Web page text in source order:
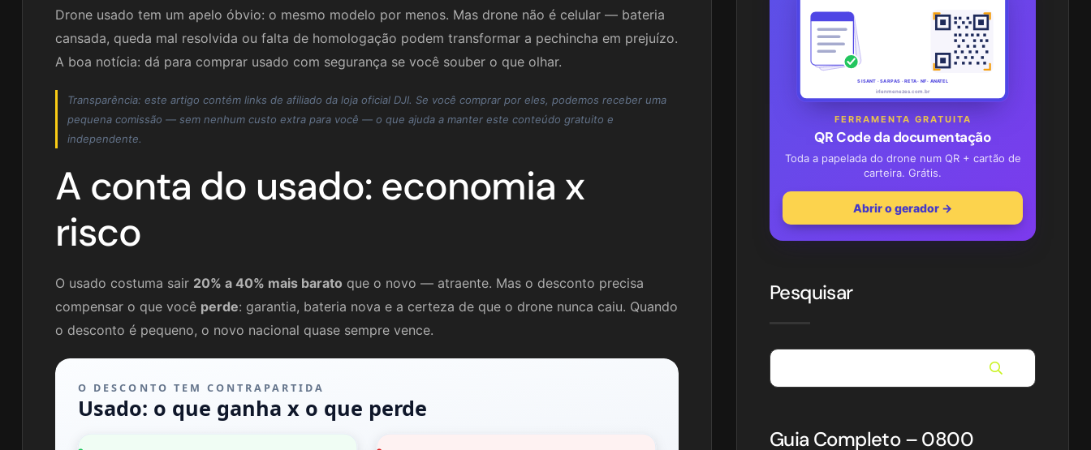
Drone usado tem um apelo óbvio: o mesmo modelo por menos. Mas drone não é celular — bateria
cansada, queda mal resolvida ou falta de homologação podem transformar a pechincha em prejuízo.
A boa notícia: dá para comprar usado com segurança se você souber o que olhar.
Transparência: este artigo contém links de afiliado da loja oficial DJI. Se você comprar por eles, podemos receber uma
pequena comissão — sem nenhum custo extra para você — o que ajuda a manter este conteúdo gratuito e
independente.
A conta do usado: economia x
risco
O usado costuma sair 20% a 40% mais barato que o novo — atraente. Mas o desconto precisa
compensar o que você perde: garantia, bateria nova e a certeza de que o drone nunca caiu. Quando
o desconto é pequeno, o novo nacional quase sempre vence.
O DESCONTO TEM CONTRAPARTIDA
Usado: o que ganha x o que perde
SISANT · SARPAS · RETA · NF · ANATEL
irlenmenezes.com.br
FERRAMENTA GRATUITA
QR Code da documentação
Toda a papelada do drone num QR + cartão de
carteira. Grátis.
Abrir o gerador →
Pesquisar
Guia Completo – 0800